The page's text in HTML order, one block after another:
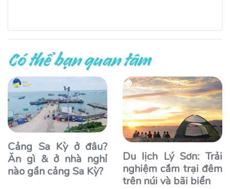
Có thể bạn quan tâm
Cảng Sa Kỳ ở đâu?
Ăn gì & ở nhà nghỉ
nào gần cảng Sa Kỳ?
Du lịch Lý Sơn: Trải
nghiệm cắm trại đêm
trên núi và bãi biển